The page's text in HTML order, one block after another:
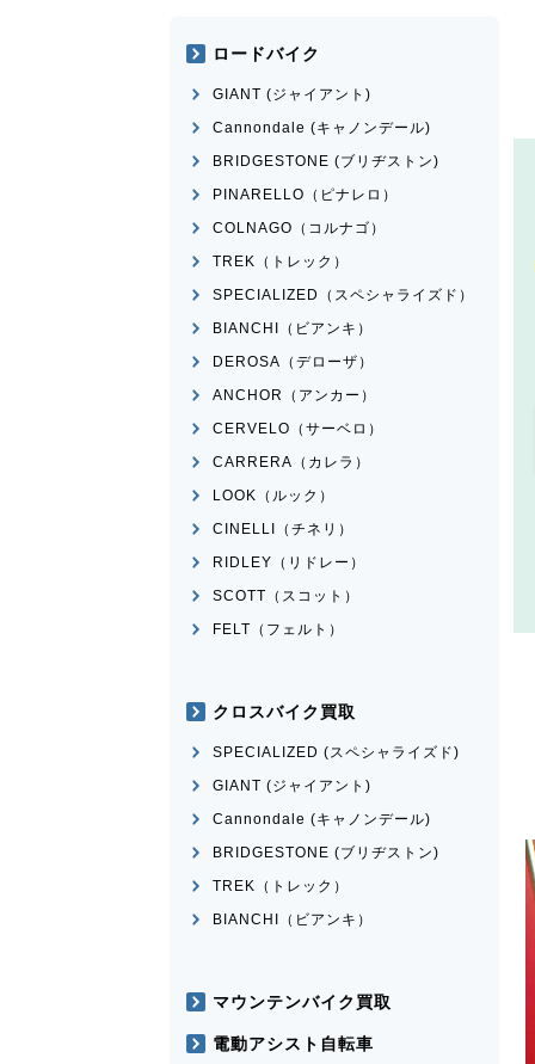
ロードバイク
GIANT (ジャイアント)
Cannondale (キャノンデール)
BRIDGESTONE (ブリヂストン)
PINARELLO（ピナレロ）
COLNAGO（コルナゴ）
TREK（トレック）
SPECIALIZED（スペシャライズド）
BIANCHI（ビアンキ）
DEROSA（デローザ）
ANCHOR（アンカー）
CERVELO（サーベロ）
CARRERA（カレラ）
LOOK（ルック）
CINELLI（チネリ）
RIDLEY（リドレー）
SCOTT（スコット）
FELT（フェルト）
クロスバイク買取
SPECIALIZED (スペシャライズド)
GIANT (ジャイアント)
Cannondale (キャノンデール)
BRIDGESTONE (ブリヂストン)
TREK（トレック）
BIANCHI（ビアンキ）
マウンテンバイク買取
電動アシスト自転車